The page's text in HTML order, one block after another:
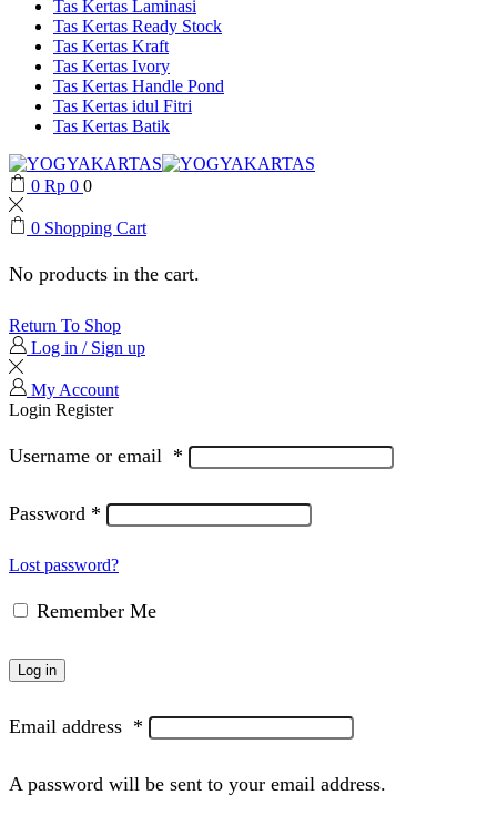
Tas Kertas Laminasi
Tas Kertas Ready Stock
Tas Kertas Kraft
Tas Kertas Ivory
Tas Kertas Handle Pond
Tas Kertas idul Fitri
Tas Kertas Batik
0 Rp 0 0
0 Shopping Cart
No products in the cart.
Return To Shop
Log in / Sign up
My Account
Login Register
Username or email *
Password *
Lost password?
Remember Me
Log in
Email address *
A password will be sent to your email address.